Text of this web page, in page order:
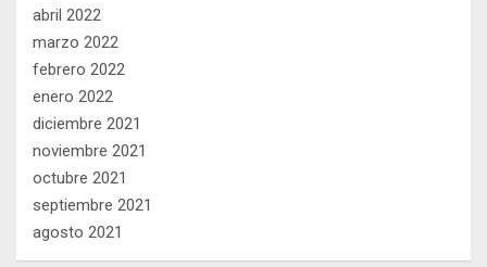
abril 2022
marzo 2022
febrero 2022
enero 2022
diciembre 2021
noviembre 2021
octubre 2021
septiembre 2021
agosto 2021